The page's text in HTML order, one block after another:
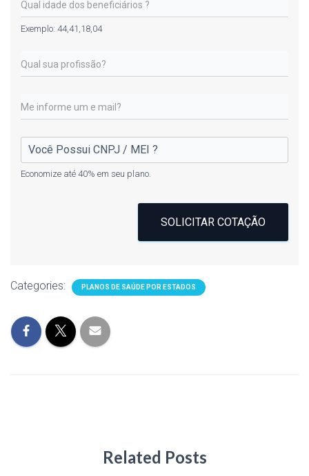
Exemplo: 44,41,18,04
Economize até 40% em seu plano.
SOLICITAR COTAÇÃO
Categories: PLANOS DE SAÚDE POR ESTADOS
Related Posts